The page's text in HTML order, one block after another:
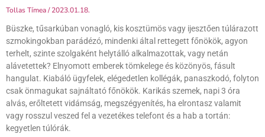
Tollas Tímea 2023.01.18.
Büszke, tűsarkúban vonagló, kis kosztümös vagy ijesztően túlárazott
szmokingokban parádézó, mindenki által rettegett főnökök, agyon
terhelt, szinte szolgaként helytálló alkalmazottak, vagy netán
alávetettek? Elnyomott emberek tömkelege és közönyös, fásult
hangulat. Kiabáló ügyfelek, elégedetlen kollégák, panaszkodó, folyton
csak önmagukat sajnáltató főnökök. Karikás szemek, napi 3 óra
alvás, erőltetett vidámság, megszégyenítés, ha elrontasz valamit
vagy rosszul veszed fel a vezetékes telefont és a hab a tortán:
kegyetlen túlórák.